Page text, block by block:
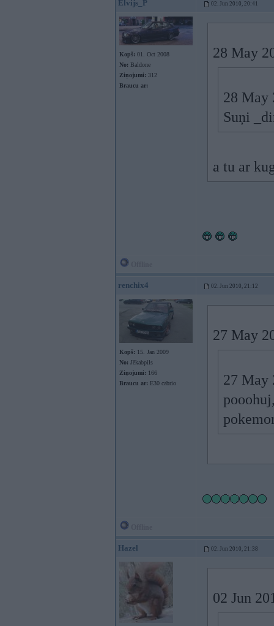
Elvijs_P 02. Jun 2010, 20:41
Kopš: 01. Oct 2008
No: Baldone
Ziņojumi: 312
Braucu ar:
28 May
28 May
Suņi
a tu ar
renchix4 02. Jun 2010, 21:12
Kopš: 15. Jan 2009
No: Jēkabpils
Ziņojumi: 166
Braucu ar: E30 cabrio
27 May
27 May
Hazel 02. Jun 2010, 21:38
02 Jun